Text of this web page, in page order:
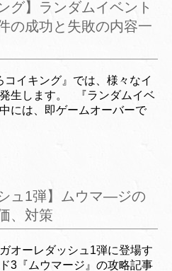
グ】ランダムイベント
の成功と失敗の内容一
コイキング』では、様々なイ
生します。 『ランダムイベ
には、即ゲームオーバーで
ュ1弾】ムウマ―ジの
、対策
オーレダッシュ1弾に登場す
3『ムウマージ』の攻略記事